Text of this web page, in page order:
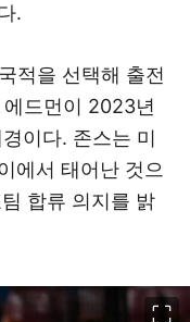
.
적을 선택해 출전
드먼이 2023년
이다. 존스는 미
에서 태어난 것으
합류 의지를 밝